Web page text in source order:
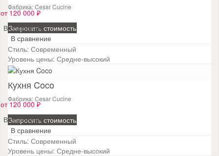
от 120 000 ₽
В сравнение
Фабрика: Cesar Cucine
Запросить стоимость
В сравнение
Стиль: Современный
Уровень цены: Средне-высокий
от 120 000 ₽
В сравнение
Кухня Coco
Фабрика: Cesar Cucine
Запросить стоимость
В сравнение
Стиль: Современный
Уровень цены: Средне-высокий